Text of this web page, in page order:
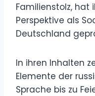
Familienstolz, hat
Perspektive als
Deutschland
In ihren Inhalten
Elemente der
Sprache bis zu